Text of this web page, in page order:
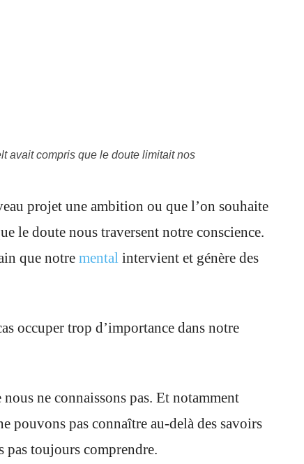
avait compris que le doute limitait nos
projet une ambition ou que l’on souhaite
le doute nous traversent notre conscience.
que notre mental intervient et génère des
occuper trop d’importance dans notre
ne connaissons pas. Et notamment
pouvons pas connaître au-delà des savoirs
pas toujours comprendre.